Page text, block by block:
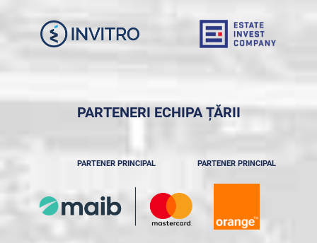
PARTENERI ECHIPA ȚĂRII
PARTENER PRINCIPAL PARTENER PRINCIPAL